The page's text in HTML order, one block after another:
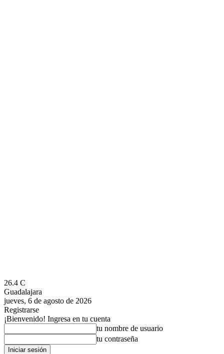
26.4 C
Guadalajara
jueves, 6 de agosto de 2026
Registrarse
¡Bienvenido! Ingresa en tu cuenta
tu nombre de usuario
tu contraseña